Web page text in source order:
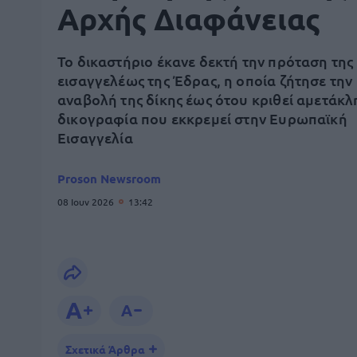
Αρχής Διαφάνειας
Το δικαστήριο έκανε δεκτή την πρόταση της
εισαγγελέως της Έδρας, η οποία ζήτησε την
αναβολή της δίκης έως ότου κριθεί
δικογραφία που εκκρεμεί στην Ευρωπαϊκή
Εισαγγελία
Proson Newsroom
08 Ιουν 2026 13:42
Σχετικά Άρθρα